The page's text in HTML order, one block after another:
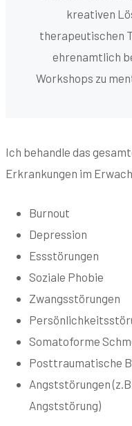
kreativen
therapeutischen
ehrenamtlich
Workshops zu
Ich behandle das
Erkrankungen im
Burnout
Depression
Essstörungen
Soziale Phobie
Zwangsstörungen
Somatoforme
Posttraumatische
Angststörungen
Angststörung)